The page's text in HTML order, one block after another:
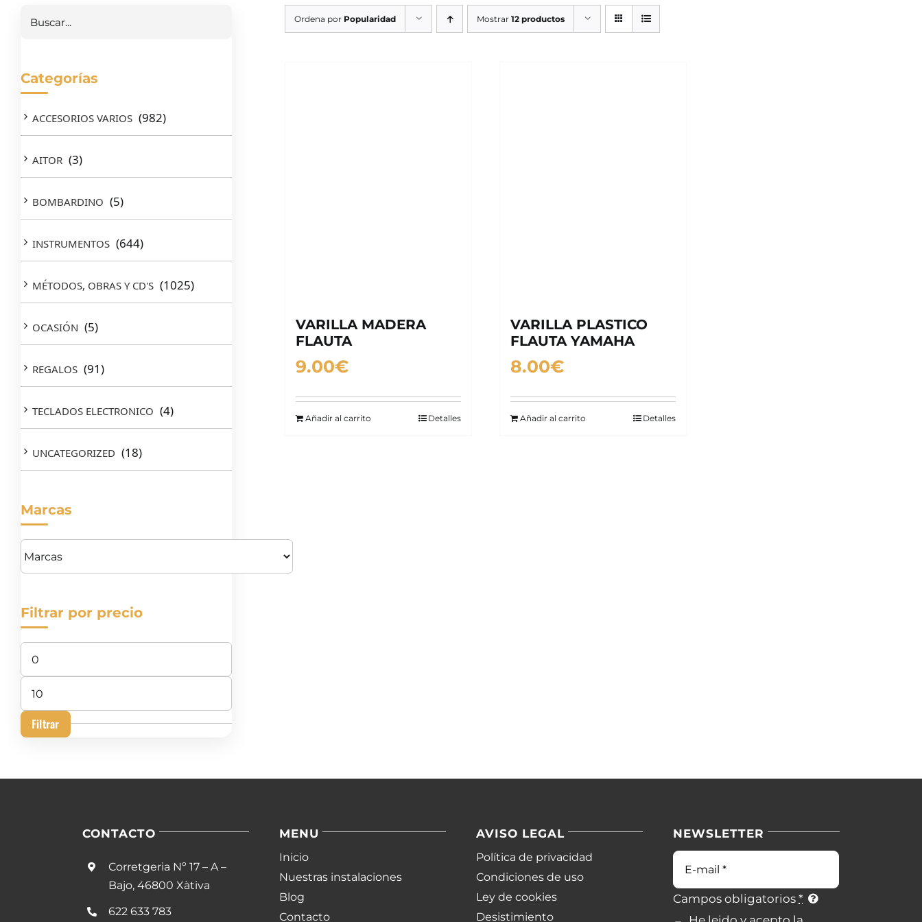
Ordena por Popularidad Mostrar12 productos
VARILLA MADERA
FLAUTA
9.00€
Añadir al carrito Detalles
VARILLA PLASTICO
FLAUTA YAMAHA
8.00€
Añadir al carrito Detalles
Categorías
ACCESORIOS VARIOS (982)
AITOR (3)
BOMBARDINO (5)
INSTRUMENTOS (644)
MÉTODOS, OBRAS Y CD'S (1025)
OCASIÓN (5)
REGALOS (91)
TECLADOS ELECTRONICO (4)
UNCATEGORIZED (18)
Marcas
Filtrar por precio
Precio
mínimo
Precio
máximo
Filtrar
CONTACTO
Corretgeria Nº 17 – A –
Bajo, 46800 Xàtiva
622 633 783
MENU
Inicio
Nuestras instalaciones
Blog
Contacto
AVISO LEGAL
Política de privacidad
Condiciones de uso
Ley de cookies
Desistimiento
NEWSLETTER
Campos obligatorios*